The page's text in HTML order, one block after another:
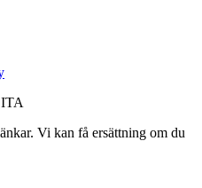
Vi kan få ersättning om du